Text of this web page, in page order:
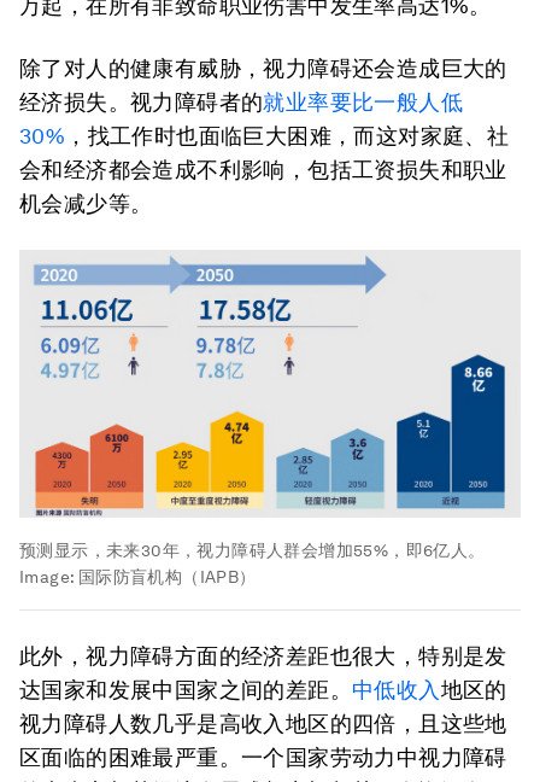
万起，在所有非致命职业伤害中发生率高达1%。
除了对人的健康有威胁，视力障碍还会造成巨大的
经济损失。视力障碍者的就业率要比一般人低
30% ，找工作时也面临巨大困难，而这对家庭、社
会和经济都会造成不利影响，包括工资损失和职业
机会减少等。
预测显示，未来30年，视力障碍人群会增加55%，即6亿人。
Image: 国际防盲机构（IAPB）
此外，视力障碍方面的经济差距也很大，特别是发
达国家和发展中国家之间的差距。 中低收入 地区的
视力障碍人数几乎是高收入地区的四倍，且这些地
区面临的困难最严重。一个国家劳动力中视力障碍